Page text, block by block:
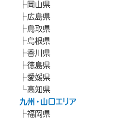
岡山県
広島県
鳥取県
島根県
香川県
徳島県
愛媛県
高知県
九州・山口エリア
福岡県